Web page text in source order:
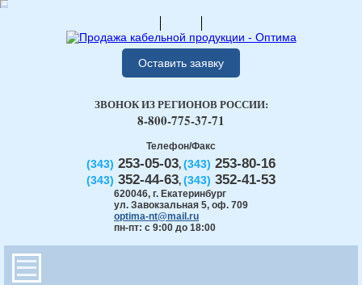
Оставить заявку
Телефон/Факс
(343) 253-05-03, (343) 253-80-16
(343) 352-44-63, (343) 352-41-53
620046, г. Екатеринбург
ул. Завокзальная 5, оф. 709
optima-nt@mail.ru
пн-пт: с 9:00 до 18:00
ЗВОНОК ИЗ РЕГИОНОВ РОССИИ:
8-800-775-37-71